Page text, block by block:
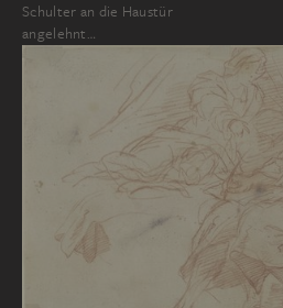
Schulter an die Haustür
angelehnt…